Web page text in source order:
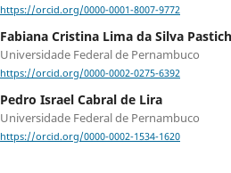
https://orcid.org/0000-0001-8007-9772
Fabiana Cristina Lima da Silva
Universidade Federal de Pernambuco
https://orcid.org/0000-0002-0275-6392
Pedro Israel Cabral de Lira
Universidade Federal de Pernambuco
https://orcid.org/0000-0002-1534-1620